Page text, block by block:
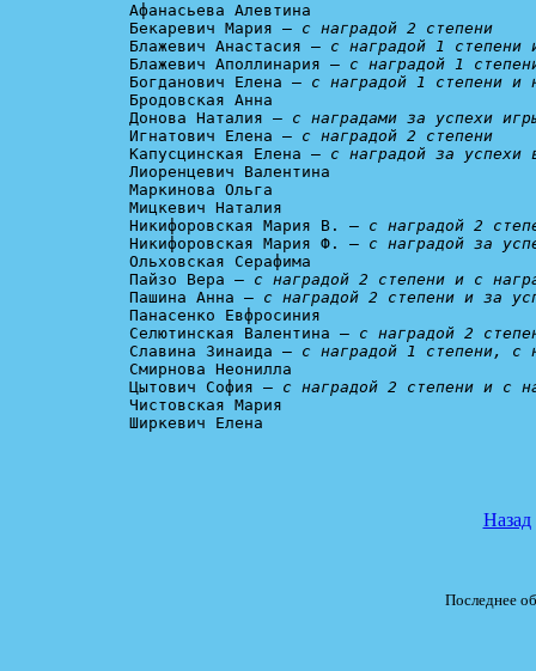
Афанасьева Алевтина
Бекаревич Мария – с наградой 2 степени
Блажевич Анастасия – с наградой 1 степени
Блажевич Аполлинария – с наградой 1
Богданович Елена – с наградой 1 степени и
Бродовская Анна
Донова Наталия – с наградами за успехи
Игнатович Елена – с наградой 2 степени
Капусцинская Елена – с наградой за успехи
Лиоренцевич Валентина
Маркинова Ольга
Мицкевич Наталия
Никифоровская Мария В. – с наградой 2
Никифоровская Мария Ф. – с наградой за
Ольховская Серафима
Пайзо Вера – с наградой 2 степени и с
Пашина Анна – с наградой 2 степени и за
Панасенко Евфросиния
Селютинская Валентина – с наградой 2
Славина Зинаида – с наградой 1 степени, с
Смирнова Неонилла
Цытович София – с наградой 2 степени и с
Чистовская Мария
Ширкевич Елена
Назад
Последнее